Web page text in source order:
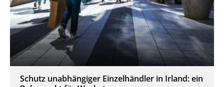
Schutz unabhängiger Einzelhändler in Irland: ein